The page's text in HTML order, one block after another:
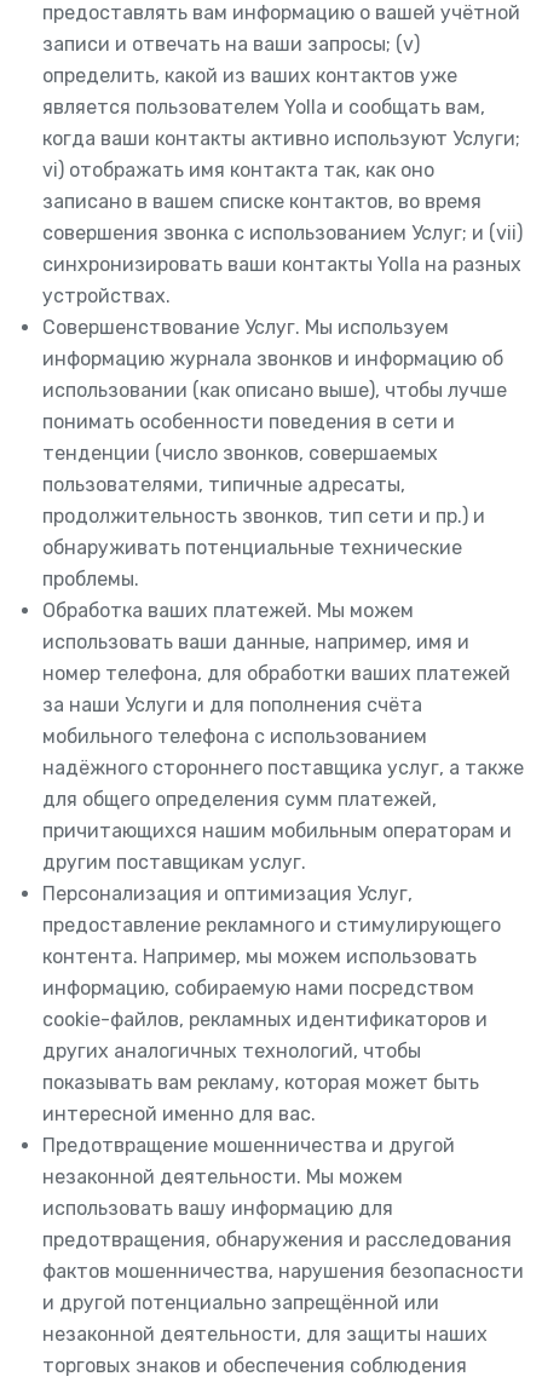
предоставлять вам информацию о вашей учётной
записи и отвечать на ваши запросы; (v)
определить, какой из ваших контактов уже
является пользователем Yolla и сообщать вам,
когда ваши контакты активно используют Услуги;
vi) отображать имя контакта так, как оно
записано в вашем списке контактов, во время
совершения звонка с использованием Услуг; и (vii)
синхронизировать ваши контакты Yolla на разных
устройствах.
Совершенствование Услуг. Мы используем
информацию журнала звонков и информацию об
использовании (как описано выше), чтобы лучше
понимать особенности поведения в сети и
тенденции (число звонков, совершаемых
пользователями, типичные адресаты,
продолжительность звонков, тип сети и пр.) и
обнаруживать потенциальные технические
проблемы.
Обработка ваших платежей. Мы можем
использовать ваши данные, например, имя и
номер телефона, для обработки ваших платежей
за наши Услуги и для пополнения счёта
мобильного телефона с использованием
надёжного стороннего поставщика услуг, а также
для общего определения сумм платежей,
причитающихся нашим мобильным операторам и
другим поставщикам услуг.
Персонализация и оптимизация Услуг,
предоставление рекламного и стимулирующего
контента. Например, мы можем использовать
информацию, собираемую нами посредством
cookie-файлов, рекламных идентификаторов и
других аналогичных технологий, чтобы
показывать вам рекламу, которая может быть
интересной именно для вас.
Предотвращение мошенничества и другой
незаконной деятельности. Мы можем
использовать вашу информацию для
предотвращения, обнаружения и расследования
фактов мошенничества, нарушения безопасности
и другой потенциально запрещённой или
незаконной деятельности, для защиты наших
торговых знаков и обеспечения соблюдения